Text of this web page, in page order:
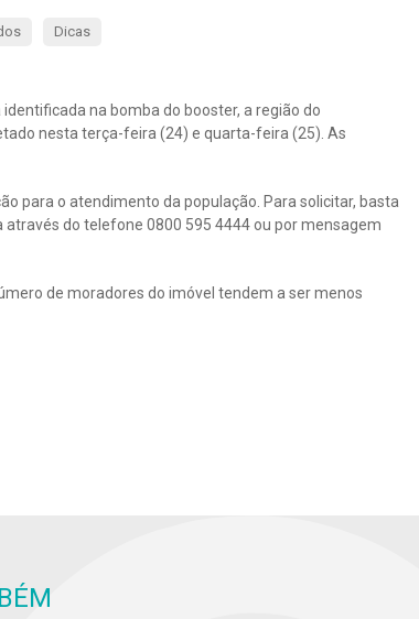
Dicas
na bomba do booster, a região do
nesta terça-feira (24) e quarta-feira (25). As
para o atendimento da população. Para solicitar, basta
do telefone 0800 595 4444 ou por mensagem
de moradores do imóvel tendem a ser menos